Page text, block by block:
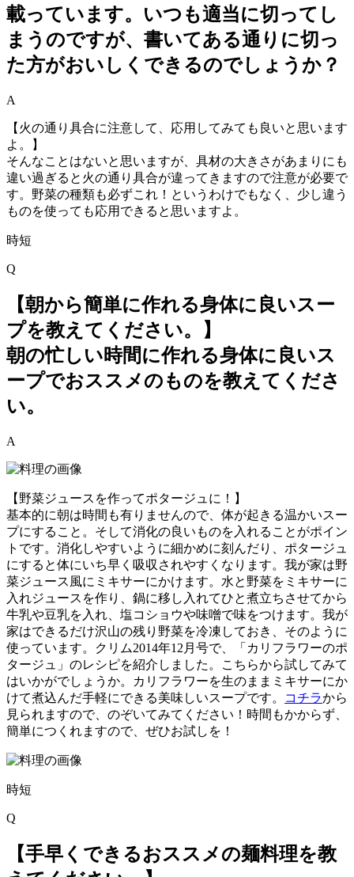
載っています。いつも適当に切ってし
まうのですが、書いてある通りに切っ
た方がおいしくできるのでしょうか？
A
【火の通り具合に注意して、応用してみても良いと思います
よ。】
そんなことはないと思いますが、具材の大きさがあまりにも
違い過ぎると火の通り具合が違ってきますので注意が必要で
す。野菜の種類も必ずこれ！というわけでもなく、少し違う
ものを使っても応用できると思いますよ。
時短
Q
【朝から簡単に作れる身体に良いスー
プを教えてください。】
朝の忙しい時間に作れる身体に良いス
ープでおススメのものを教えてくださ
い。
A
【野菜ジュースを作ってポタージュに！】
基本的に朝は時間も有りませんので、体が起きる温かいスー
プにすること。そして消化の良いものを入れることがポイン
トです。消化しやすいように細かめに刻んだり、ポタージュ
にすると体にいち早く吸収されやすくなります。我が家は野
菜ジュース風にミキサーにかけます。水と野菜をミキサーに
入れジュースを作り、鍋に移し入れてひと煮立ちさせてから
牛乳や豆乳を入れ、塩コショウや味噌で味をつけます。我が
家はできるだけ沢山の残り野菜を冷凍しておき、そのように
使っています。クリム2014年12月号で、「カリフラワーのポ
タージュ」のレシピを紹介しました。こちらから試してみて
はいかがでしょうか。カリフラワーを生のままミキサーにか
けて煮込んだ手軽にできる美味しいスープです。
コチラから
見られますので、のぞいてみてください！時間もかからず、
簡単につくれますので、ぜひお試しを！
時短
Q
【手早くできるおススメの麺料理を教